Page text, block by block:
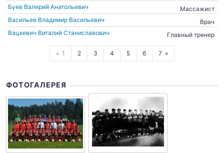
Буев Валерий Анатольевич
Массажист
Васильев Владимир Васильевич
Врач
Вацкевич Виталий Станиславович
Главный тренер
1 2 3 4 5 6 7
ФОТОГАЛЕРЕЯ